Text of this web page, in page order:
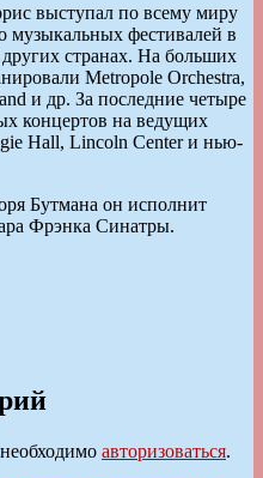
выступал по всему миру
фестивалей в
странах. На больших
Metropole Orchestra,
и др. За последние четыре
концертов на ведущих
Hall, Lincoln Center и нью-
Бутмана он исполнит
Фрэнка Синатры.
авторизоваться.